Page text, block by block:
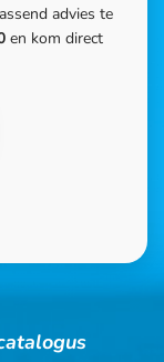
advies te
en kom direct